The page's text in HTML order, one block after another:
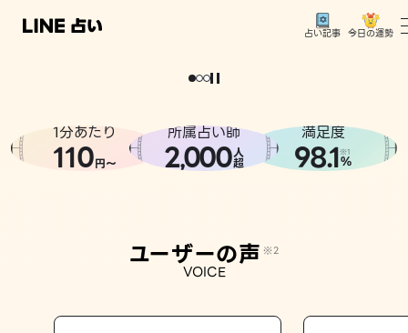
占い記事 今日の運勢
相談事例
どうせなら
。
1分あたり
110円〜
所属占い師
2,000人
超
満足度
98.1※1
%
ユーザーの声 ※2
VOICE